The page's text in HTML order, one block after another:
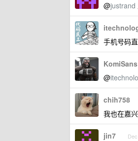
@justrand
手机号码
KomiSans
@
chih758
我也在嘉
jin7